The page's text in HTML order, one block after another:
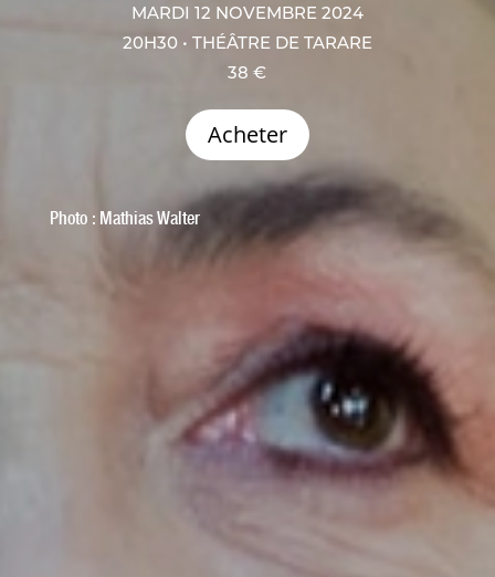
MARDI 12 NOVEMBRE 2024
20H30 • THÉÂTRE DE TARARE
38 €
Acheter
Photo :Mathias Walter